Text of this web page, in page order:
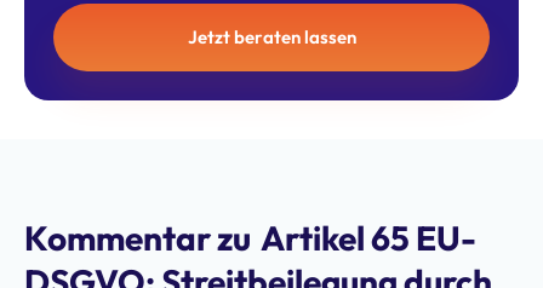
Jetzt beraten lassen
Kommentar zu Artikel 65 EU-